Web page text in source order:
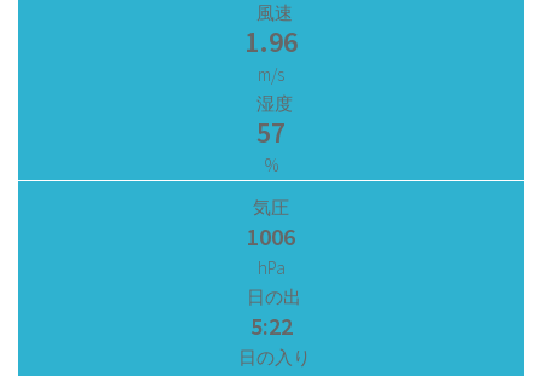
風速
1.96
m/s
湿度
57
%
気圧
1006
hPa
日の出
5:22
日の入り